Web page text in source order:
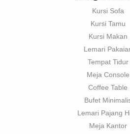
Kursi Sofa
Kursi Tamu
Kursi Makan
Lemari
Tempat Tidur
Meja Console
Coffee Table
Bufet
Lemari Pajang
Meja Kantor